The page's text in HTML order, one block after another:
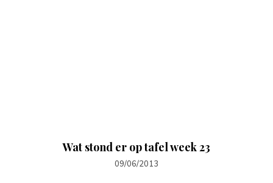
Wat stond er op tafel week 23
09/06/2013